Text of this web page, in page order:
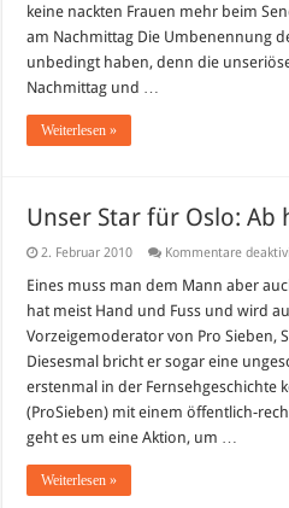
keine nackten Frauen mehr beim
am Nachmittag Die Umbenennung
unbedingt haben, denn die
Nachmittag und …
Weiterlesen »
Unser Star für Oslo: Ab
2. Februar 2010 Kommentare
Eines muss man dem Mann aber
hat meist Hand und Fuss und wird
Vorzeigemoderator von Pro Sieben,
Diesesmal bricht er sogar eine
erstenmal in der Fernsehgeschichte
(ProSieben) mit einem öffentlich-
geht es um eine Aktion, um …
Weiterlesen »